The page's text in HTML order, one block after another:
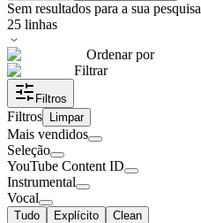
Sem resultados para a sua pesquisa
25 linhas
Ordenar por
Filtrar
Filtros
Filtros Limpar
Mais vendidos
Seleção
YouTube Content ID
Instrumental
Vocal
Tudo Explícito Clean